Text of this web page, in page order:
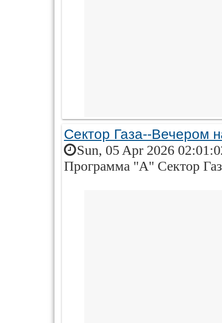
Сектор Газа--Вечером
Sun, 05 Apr 2026
Программа "А" Сектор